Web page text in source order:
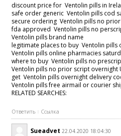
discount price for Ventolin pills in
safe order generic Ventolin pills cod
secure ordering Ventolin pills no
fda approved Ventolin pills no
Ventolin pills brand name
legitimate places to buy Ventolin pills
Ventolin pills online pharmacies
where to buy Ventolin pills no
Ventolin pills no prior script overnight
get Ventolin pills overnight delivery
Ventolin pills free airmail or courier
RELATED SEARCHES:
Ответить Ссылка
Sueadvet 22.04.2020 18:04:30